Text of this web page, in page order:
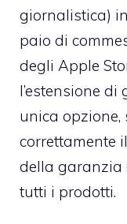
giornalistica)
paio di
degli Apple
l’estensione
unica
correttamente
della garanzia
tutti i prodotti.